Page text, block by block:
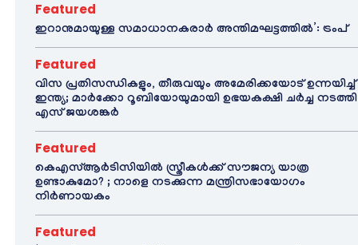
Featured
ഇറാനുമായുള്ള സമാധാനകരാർ അന്തിമഘട്ടത്തിൽ‌’: ട്രംപ്
Featured
വിസ പ്രതിസന്ധികളും, തീരുവയും അമേരിക്കയോട് ഉന്നയിച്ച്
ഇന്ത്യ; മാർക്കോ റൂബിയോയുമായി ഉഭയകക്ഷി ചർച്ച നടത്തി
എസ് ജയശങ്കർ
Featured
കെഎസ്ആർടിസിയിൽ സ്ത്രീകൾക്ക് സൗജന്യ യാത്ര
ഉണ്ടാകുമോ? ; നാളെ നടക്കുന്ന മന്ത്രിസഭായോഗം
നിർണായകം
Featured